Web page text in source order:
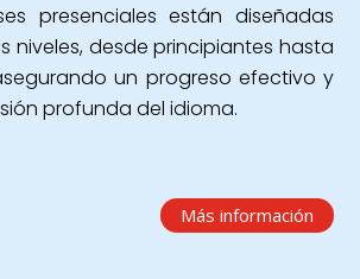
presenciales están diseñadas
niveles, desde principiantes hasta
un progreso efectivo y
profunda del idioma.
Más información